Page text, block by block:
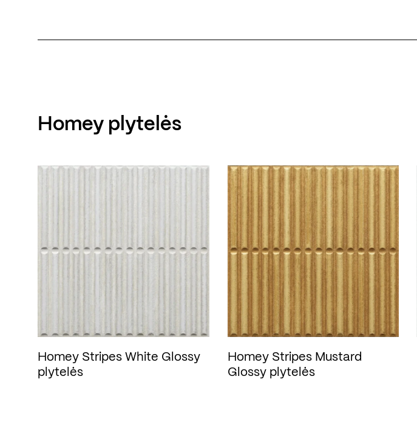
Homey plytelės
Homey Stripes White Glossy
plytelės
Homey Stripes Mustard
Glossy plytelės